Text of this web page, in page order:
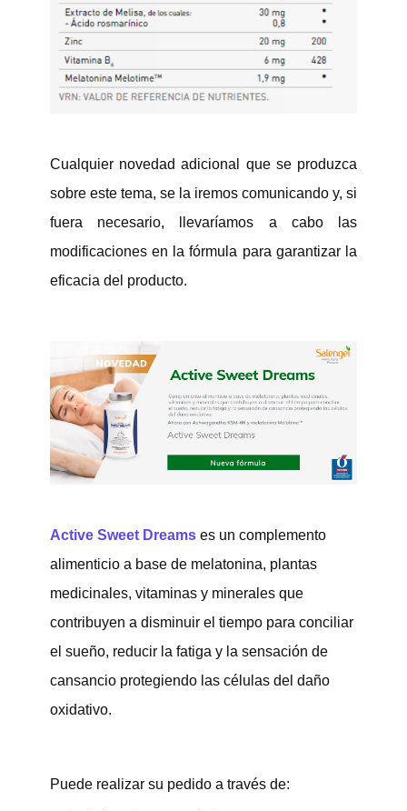
Cualquier novedad adicional que se produzca
sobre este tema, se la iremos comunicando y, si
fuera necesario, llevaríamos a cabo las
modificaciones en la fórmula para garantizar la
eficacia del producto.
Active Sweet Dreamses un complemento
alimenticio a base de melatonina, plantas
medicinales, vitaminas y minerales que
contribuyen a disminuir el tiempo para conciliar
el sueño, reducir la fatiga y la sensación de
cansancio protegiendo las células del daño
oxidativo.
Puede realizar su pedido a través de: